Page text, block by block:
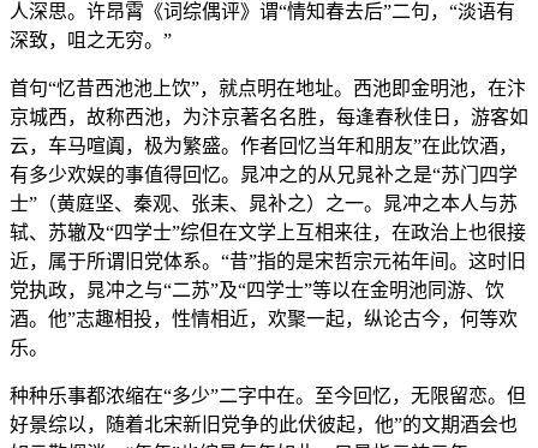
人深思。许昂霄《词综偶评》谓“情知春去后”二句，“淡语有
深致，咀之无穷。”
首句“忆昔西池池上饮”，就点明在地址。西池即金明池，在汴
京城西，故称西池，为汴京著名名胜，每逢春秋佳日，游客如
云，车马喧阗，极为繁盛。作者回忆当年和朋友”在此饮酒，
有多少欢娱的事值得回忆。晁冲之的从兄晁补之是“苏门四学
士”（黄庭坚、秦观、张耒、晁补之）之一。晁冲之本人与苏
轼、苏辙及“四学士”综但在文学上互相来往，在政治上也很接
近，属于所谓旧党体系。“昔”指的是宋哲宗元祐年间。这时旧
党执政，晁冲之与“二苏”及“四学士”等以在金明池同游、饮
酒。他”志趣相投，性情相近，欢聚一起，纵论古今，何等欢
乐。
种种乐事都浓缩在“多少”二字中在。至今回忆，无限留恋。但
好景综以，随着北宋新旧党争的此伏彼起，他”的文期酒会也